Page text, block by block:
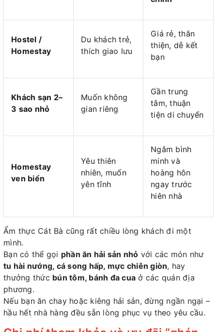
Hostel /
Homestay
Du khách trẻ,
thích giao lưu
Giá rẻ, thân
thiện, dễ kết
bạn
Khách sạn 2–
3 sao nhỏ
Muốn không
gian riêng
Gần trung
tâm, thuận
tiện di chuyển
Homestay
ven biển
Yêu thiên
nhiên, muốn
yên tĩnh
Ngắm bình
minh và
hoàng hôn
ngay trước
hiên nhà
Ẩm thực Cát Bà cũng rất chiều lòng khách đi một
mình.
Bạn có thể gọi phần ăn hải sản nhỏ với các món như
tu hài nướng, cá song hấp, mực chiên giòn, hay
thưởng thức bún tôm, bánh đa cua ở các quán địa
phương.
Nếu bạn ăn chay hoặc kiêng hải sản, đừng ngần ngại –
hầu hết nhà hàng đều sẵn lòng phục vụ theo yêu cầu.